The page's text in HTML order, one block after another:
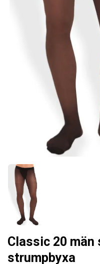
Classic 20
strumpbyxa